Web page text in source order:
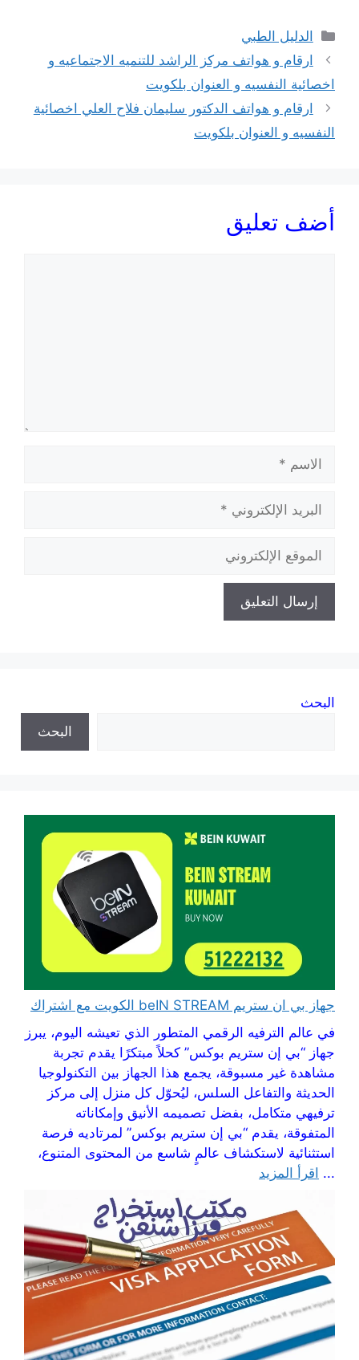
التصنيفات
الدليل الطبي
ارقام و هواتف مركز الراشد للتنميه الاجتماعيه و
اخصائية النفسيه و العنوان بلكويت
ارقام و هواتف الدكتور سليمان فلاح العلي اخصائية
النفسيه و العنوان بلكويت
أضف تعليق
الإلكتروني
الإلكتروني
البحث
البحث
جهاز بي ان ستريم beIN STREAM الكويت مع اشتراك
في عالم الترفيه الرقمي المتطور الذي تعيشه اليوم، يبرز
جهاز “بي إن ستريم بوكس” كحلاً مبتكرًا يقدم تجربة
مشاهدة غير مسبوقة، يجمع هذا الجهاز بين التكنولوجيا
الحديثة والتفاعل السلس، ليُحوّل كل منزل إلى مركز
ترفيهي متكامل، بفضل تصميمه الأنيق وإمكاناته
المتفوقة، يقدم “بي إن ستريم بوكس” لمرتاديه فرصة
استثنائية لاستكشاف عالمٍ شاسع من المحتوى المتنوع،
... اقرأ المزيد